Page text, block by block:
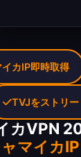
カVPN
マイカ
カIP即時取得
TVJをストリー